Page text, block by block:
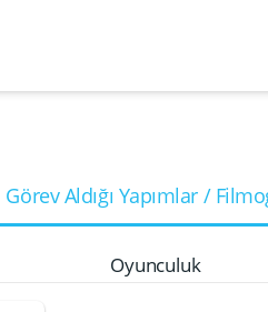
Görev Aldığı Yapımlar /
Oyunculuk